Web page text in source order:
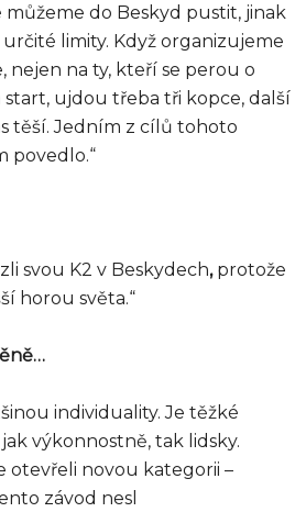
do Beskyd pustit, jinak
limity. Když organizujeme
nejen na ty, kteří se perou o
start, ujdou třeba tři kopce, další
těší. Jedním z cílů tohoto
povedlo.“
svou K2 v Beskydech, protože
horou světa.“
individuality. Je těžké
výkonnostně, tak lidsky.
otevřeli novou kategorii –
závod nesl